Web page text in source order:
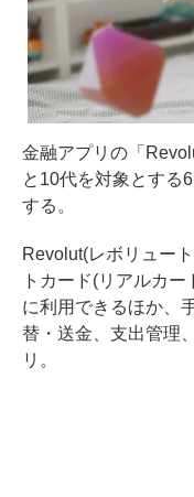
金融アプリの「
と10代を対象とする
する。
Revolut(レボリュー
トカード(リアルカ
に利用できるほか、
替・送金、支出管理
リ。